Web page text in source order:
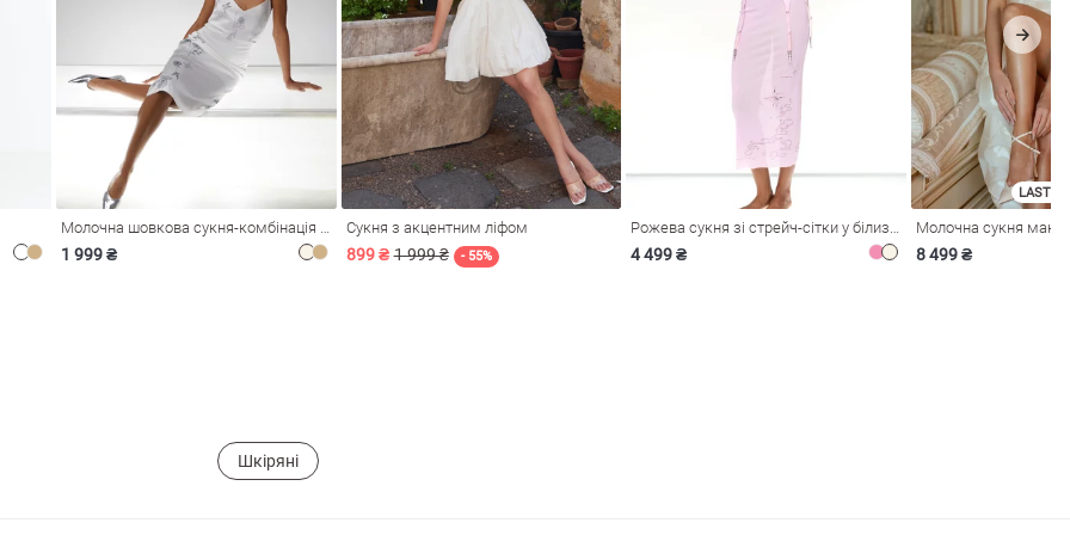
1 999 ₴
Сукня з акцентним ліфом
899 ₴ 1 999 ₴ - 55% 4 499 ₴
LAST
8 499 ₴
Шкіряні